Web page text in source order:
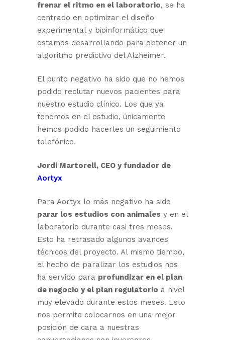
frenar el ritmo en el laboratorio, se ha
centrado en optimizar el diseño
experimental y bioinformático que
estamos desarrollando para obtener un
algoritmo predictivo del Alzheimer.
El punto negativo ha sido que no hemos
podido reclutar nuevos pacientes para
nuestro estudio clínico. Los que ya
tenemos en el estudio, únicamente
hemos podido hacerles un seguimiento
telefónico.
Jordi Martorell, CEO y fundador de
Aortyx
Para Aortyx lo más negativo ha sido
parar los estudios con animales y en el
laboratorio durante casi tres meses.
Esto ha retrasado algunos avances
técnicos del proyecto. Al mismo tiempo,
el hecho de paralizar los estudios nos
ha servido para profundizar en el plan
de negocio y el plan regulatorio a nivel
muy elevado durante estos meses. Esto
nos permite colocarnos en una mejor
posición de cara a nuestras